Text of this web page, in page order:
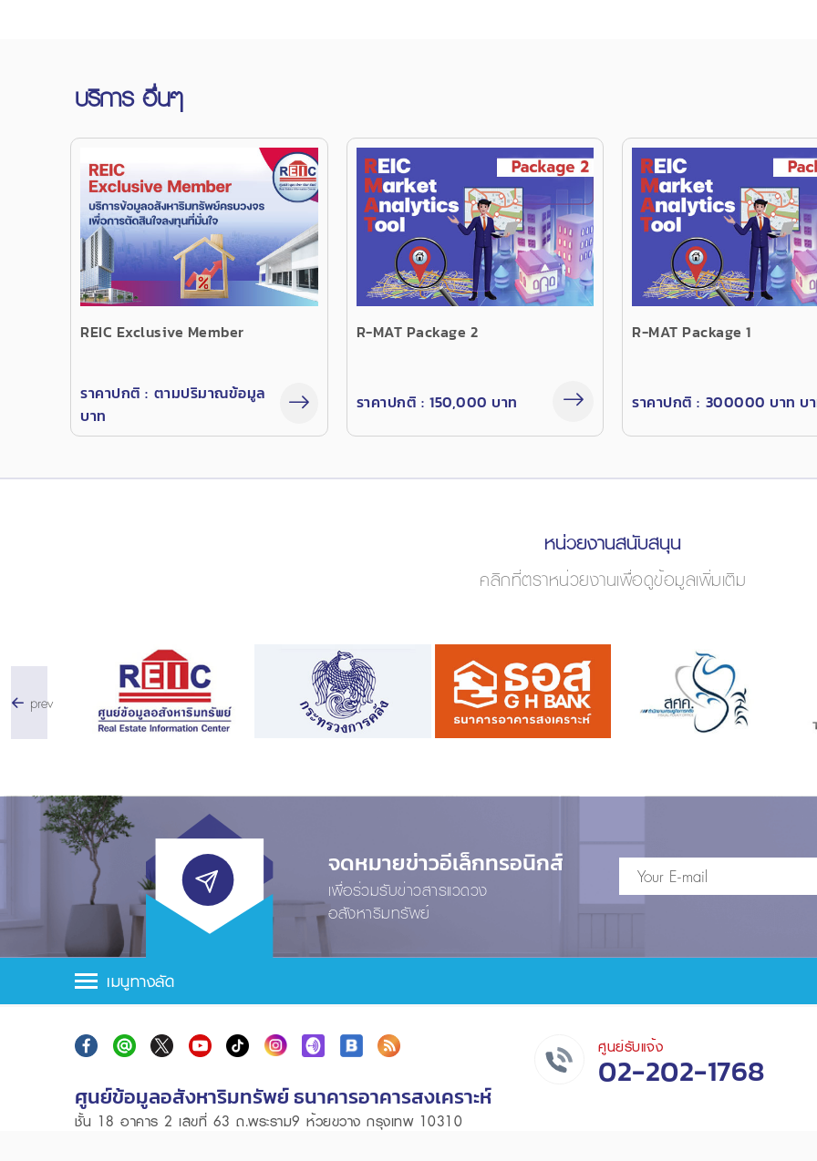
บริการ อื่นๆ
REIC Exclusive Member
ราคาปกติ : ตามปริมาณข้อมูล
บาท
R-MAT Package 2
ราคาปกติ : 150,000 บาท
R-MAT Package 1
ราคาปกติ : 300000 บาท บ
หน่วยงานสนับสนุน
คลิกที่ตราหน่วยงานเพื่อดูข้อมูลเพิ่มเติม
prev
จดหมายข่าวอีเล็กทรอนิกส์
เพื่อร่วมรับข่าวสารแวดวง
อสังหาริมทรัพย์
เมนูทางลัด
ศูนย์ข้อมูลอสังหาริมทรัพย์ ธนาคารอาคารสงเคราะห์
ชั้น 18 อาคาร 2 เลขที่ 63 ถ.พระราม9 ห้วยขวาง กรุงเทพ 10310
ศูนย์รับแจ้ง
02-202-1768